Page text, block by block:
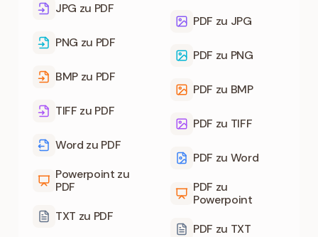
JPG zu PDF
PNG zu PDF
BMP zu PDF
TIFF zu PDF
Word zu PDF
Powerpoint zu
PDF
TXT zu PDF
PDF zu JPG
PDF zu PNG
PDF zu BMP
PDF zu TIFF
PDF zu Word
PDF zu
Powerpoint
PDF zu TXT